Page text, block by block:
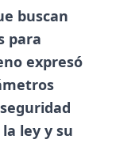
buscan
para
expresó
ley y su